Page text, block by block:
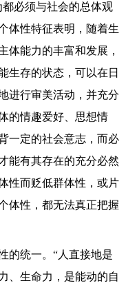
必须与社会的总体观
体性特征表明，随着生
体能力的丰富和发展，
生存的状态，可以在日
进行审美活动，并充分
的情趣爱好、思想情
一定的社会意志，而必
能有其存在的充分必然
性而贬低群体性，或片
体性，都无法真正把握
的统一。“人直接地是
、生命力，是能动的自